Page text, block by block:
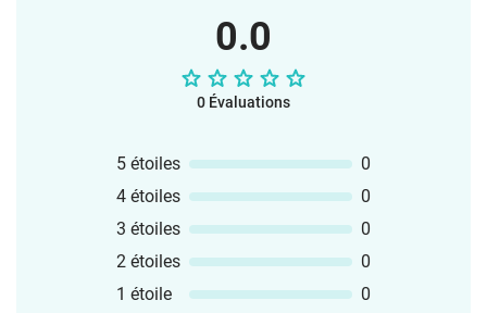
0.0
0 Évaluations
5 étoiles
0
4 étoiles
0
3 étoiles
0
2 étoiles
0
1 étoile
0